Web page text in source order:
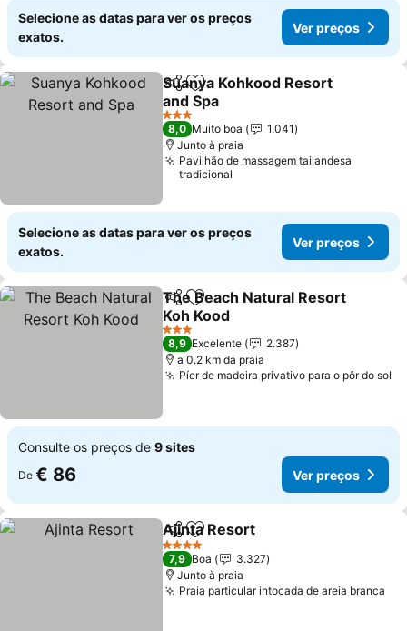
Selecione as datas para ver os preços
exatos.
Ver preços
PartilharAdicionar aos favoritos
Suanya Kohkood Resort
and Spa
3 Estrelas
8,0 Muito boa
1.041
Junto à praia
Pavilhão de massagem tailandesa
tradicional
Selecione as datas para ver os preços
exatos.
Ver preços
PartilharAdicionar aos favoritos
The Beach Natural Resort
Koh Kood
3 Estrelas
8,9 Excelente
2.387
a 0.2 km da praia
Píer de madeira privativo para o pôr do sol
Consulte os preços de 9 sites
De € 86 Ver preços
PartilharAdicionar aos favoritos
Ajinta Resort
4 Estrelas
7,9 Boa
3.327
Junto à praia
Praia particular intocada de areia branca